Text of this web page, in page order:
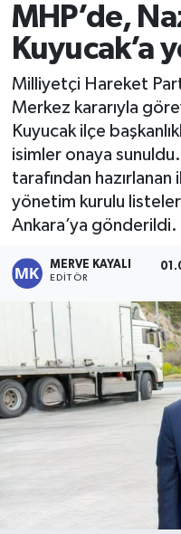
MHP’de,
Kuyucak’a
Milliyetçi Hareket
Merkez kararıyla
Kuyucak ilçe
isimler onaya sunuldu.
tarafından hazırlanan
yönetim kurulu
Ankara’ya gönderildi.
MERVE KAYALI
EDITÖR